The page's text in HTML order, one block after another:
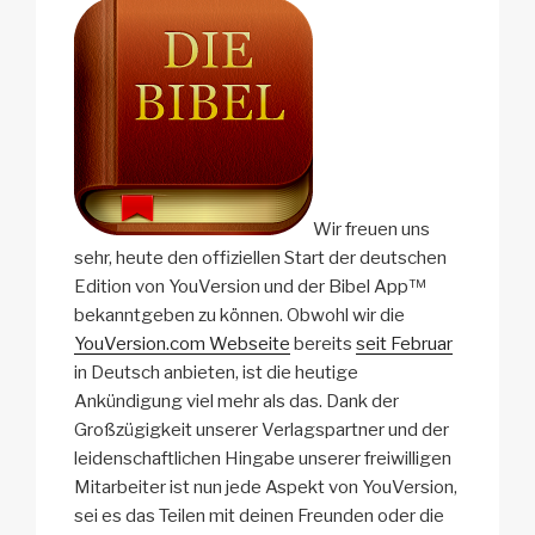
Wir freuen uns
sehr, heute den offiziellen Start der deutschen
Edition von YouVersion und der Bibel App™
bekanntgeben zu können. Obwohl wir die
YouVersion.com Webseite bereits seit Februar
in Deutsch anbieten, ist die heutige
Ankündigung viel mehr als das. Dank der
Großzügigkeit unserer Verlagspartner und der
leidenschaftlichen Hingabe unserer freiwilligen
Mitarbeiter ist nun jede Aspekt von YouVersion,
sei es das Teilen mit deinen Freunden oder die